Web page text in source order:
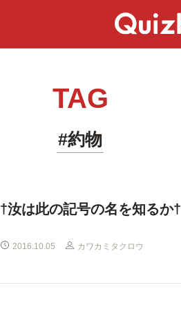
TAG
#約物
†汝は此の記号の名を知るか†
2016.10.05 カワカミタクロウ